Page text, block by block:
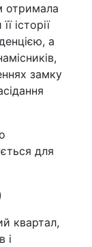
отримала
історії
а
замку
для
квартал,
і